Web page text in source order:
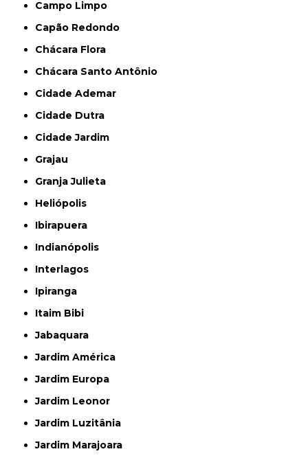
Campo Limpo
Capão Redondo
Chácara Flora
Chácara Santo Antônio
Cidade Ademar
Cidade Dutra
Cidade Jardim
Grajau
Granja Julieta
Heliópolis
Ibirapuera
Indianópolis
Interlagos
Ipiranga
Itaim Bibi
Jabaquara
Jardim América
Jardim Europa
Jardim Leonor
Jardim Luzitânia
Jardim Marajoara